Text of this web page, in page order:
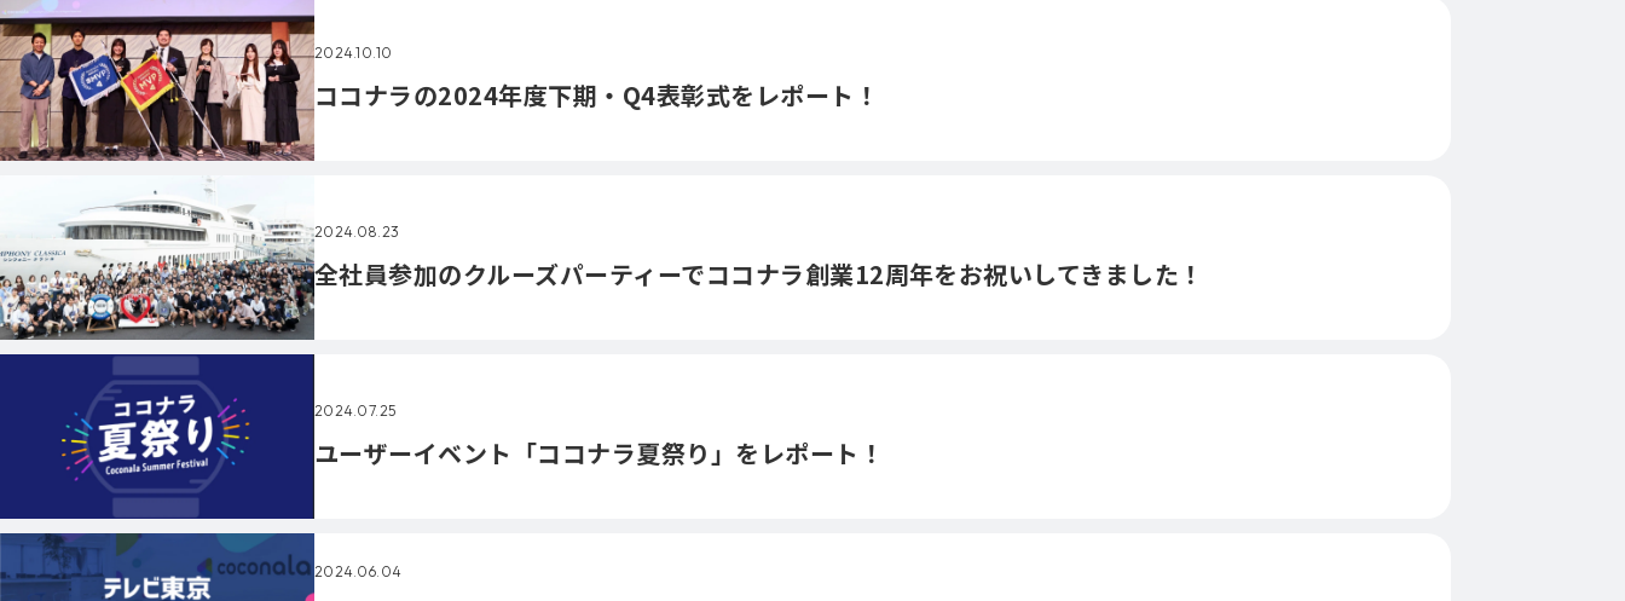
2024.10.10
ココナラの2024年度下期・Q4表彰式をレポート！
2024.08.23
全社員参加のクルーズパーティーでココナラ創業12周年をお祝いしてきました！
2024.07.25
ユーザーイベント「ココナラ夏祭り」をレポート！
2024.06.04